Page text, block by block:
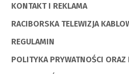
KONTAKT I REKLAMA
RACIBORSKA TELEWIZJA
REGULAMIN
POLITYKA PRYWATNOŚCI